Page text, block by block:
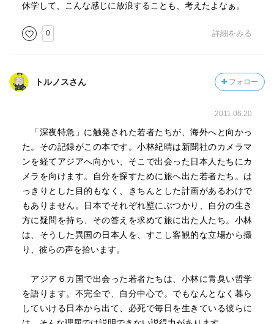
休学して、こんな感じに放浪することも、考えたよなぁ。
0 詳細をみる
トルノスさん フォロー
2011.06.20
「深夜特急」に触発された若者たちが、海外へと向かっ
た。その記録がこの本です。小林紀晴は新聞社のカメラマ
ンを経てアジアへ向かい、そこで出会った日本人たちにカ
メラを向けます。自分を探すために旅へ出た若者たち。は
っきりとした目的もなく、きちんとした計画があるわけで
もありません。日本でそれぞれ壁にぶつかり、自分の生き
方に疑問を持ち、その答えを求めて旅に出た人たち。小林
は、そうした異国の日本人を、すこし客観的な立場から撮
り、彼らの声を拾います。
アジア６カ国で出会った若者たちは、小林に青臭い哲学
を語ります。不完全で、自分中心で。でもなんとなく暮ら
していける日本から出て、必死で毎日を生きている彼らに